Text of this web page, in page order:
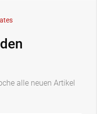
alle neuen Artikel